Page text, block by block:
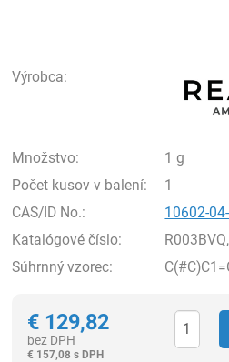
Výrobca:
Množstvo:
1 g
Počet kusov v balení:
1
CAS/ID No.:
10602-
Katalógové číslo:
Súhrnný vzorec:
€ 129,82
bez DPH
€ 157,08 s DPH